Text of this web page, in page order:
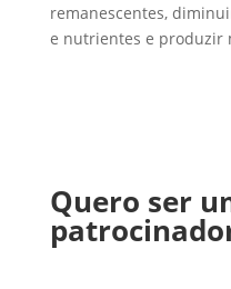
remanescentes,
e nutrientes e produzir
Quero ser